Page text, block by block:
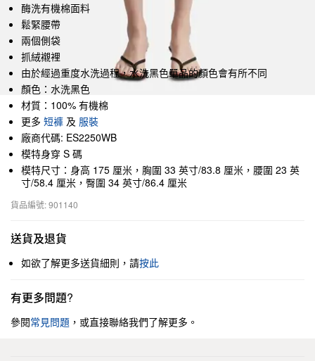
酶洗有機棉面料
鬆緊腰帶
兩個側袋
抓絨襯裡
由於經過重度水洗過程，水洗黑色單品的顏色會有所不同
顏色：水洗黑色
材質：100% 有機棉
更多 短褲 及 服裝
廠商代碼: ES2250WB
模特身穿 S 碼
模特尺寸：身高 175 厘米，胸圍 33 英寸/83.8 厘米，腰圍 23 英
寸/58.4 厘米，臀圍 34 英寸/86.4 厘米
貨品編號: 901140
送貨及退貨
如欲了解更多送貨細則，請按此
有更多問題?
參閱常見問題 ，或直接聯絡我們了解更多。